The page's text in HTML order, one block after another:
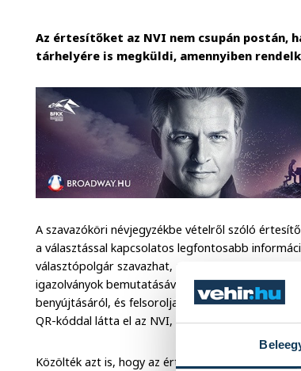
Az értesítőket az NVI nem csupán postán,
tárhelyére is megküldi, amennyiben
A szavazóköri névjegyzékbe vételről szóló
a választással kapcsolatos legfontosabb
választópolgár szavazhat, a szavazás idejét. Az
igazolványok bemutatásával lehet voksolni,
benyújtásáról, és felsorolja a legfontosabb
QR-kóddal látta el az NVI, amelyek az
Közölték azt is, hogy az értesítőket február 20-